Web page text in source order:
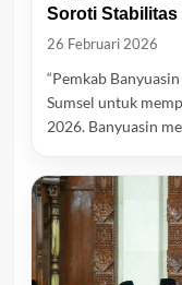
Soroti Stabilitas
26 Februari 2026
“Pemkab
Sumsel untuk
2026. Banyuasin